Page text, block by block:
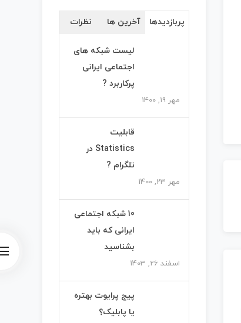
پربازدیدها آخرین ها نظرات
لیست شبکه های
اجتماعی ایرانی
پرکاربرد ?
مهر 19, 1400
قابلیت
Statistics در
تلگرام ?
مهر 23, 1400
10 شبکه اجتماعی
ایرانی که باید
بشناسید
اسفند 26, 1403
پیج پرایوت بهتره
یا پابلیک؟